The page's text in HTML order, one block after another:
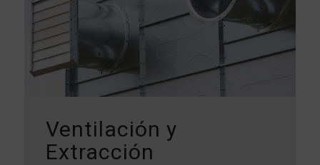
Ventilación y
Extracción